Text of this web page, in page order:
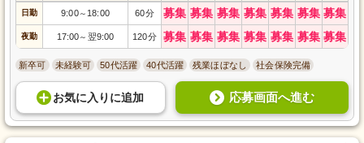
日勤 9:00～ 18:00 60分 募集 募集 募集 募集 募集 募集 募集
夜勤 17:00～ 翌9:00 120分 募集 募集 募集 募集 募集 募集 募集
新卒可 未経験可 50代活躍 40代活躍 残業ほぼなし 社会保険完備
お気に入り に追加 応募画面へ進む